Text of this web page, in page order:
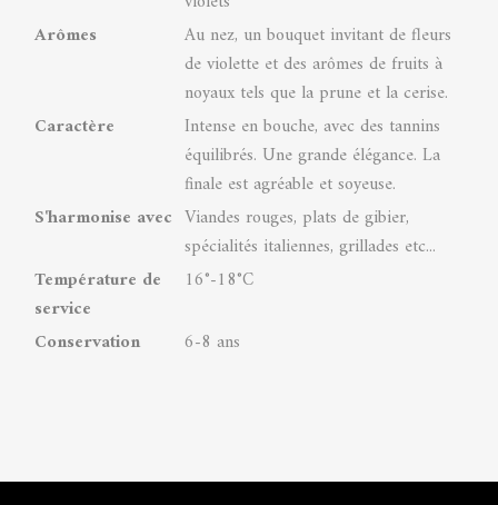
Arômes
Au nez, un bouquet invitant de fleurs
de violette et des arômes de fruits à
noyaux tels que la prune et la cerise.
Caractère
Intense en bouche, avec des tannins
équilibrés. Une grande élégance. La
finale est agréable et soyeuse.
S'harmonise avec Viandes rouges, plats de gibier,
spécialités italiennes, grillades etc...
Température de
service
16°-18°C
Conservation
6-8 ans